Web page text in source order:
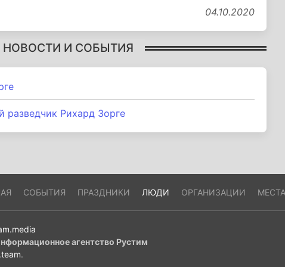
04.10.2020
НОВОСТИ И СОБЫТИЯ
разведчик Рихард Зорге
СОБЫТИЯ ПРАЗДНИКИ ЛЮДИ ОРГАНИЗАЦИИ МЕСТА
агентство Рустим
.